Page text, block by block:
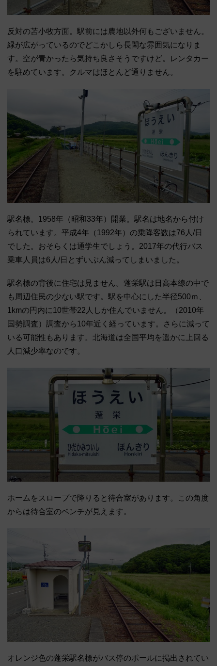
反対の苫小牧方面。駅前には農地以外何もございません。
緑が広がっているのでどこかしら長閑な雰囲気になりま
す。空が青かったら気持ち良さそうですけど。レンタカー
を駐めています。クルマはほとんど通りません。
駅名標。1958年（昭和33年）開業。駅名は地名から付け
られています。平成4年（1992年）の乗降客数は76人/日
でした。おそらくは通学生でしょう。2017年の代行バス
乗車人員は6人/日とずいぶん減ってしまいました。
駅名標の背後に住宅は見ません。蓬栄駅は日高本線の中で
も周辺住民の少ない駅です。駅を中心にした半径500ｍ、
1kmの円内に10世帯22人しか住んでいません。（2010年
国勢調査）調査から10年近く経っています。さらに減って
いる可能性もあります。北海道は全国平均を遥かに上回る
人口減少率なのです。
ホームをスロープで降りると待合室があります。この角度
からは待合室のベンチが見えます。
オレンジ色の蓬栄駅名標がバス停のポールに掲出されてい